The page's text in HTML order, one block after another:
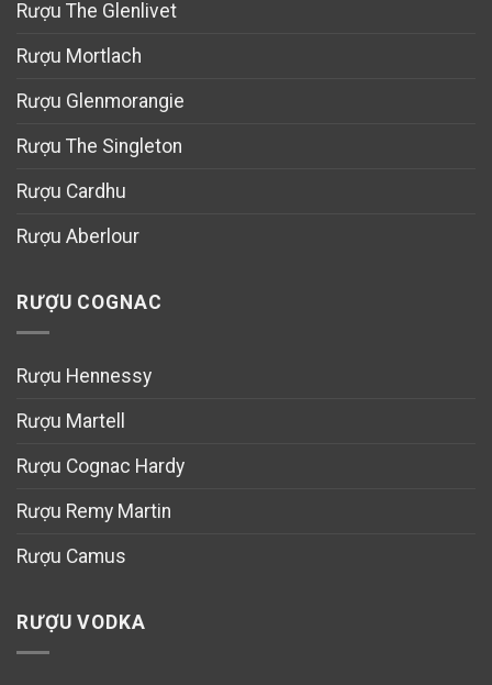
Rượu The Glenlivet
Rượu Mortlach
Rượu Glenmorangie
Rượu The Singleton
Rượu Cardhu
Rượu Aberlour
RƯỢU COGNAC
Rượu Hennessy
Rượu Martell
Rượu Cognac Hardy
Rượu Remy Martin
Rượu Camus
RƯỢU VODKA